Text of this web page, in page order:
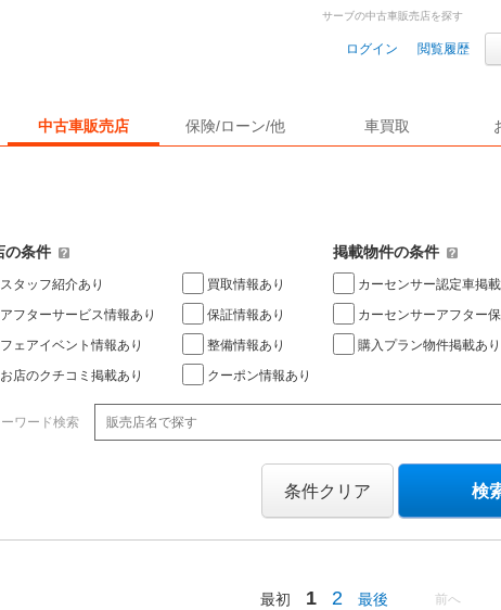
ログイン 閲覧履歴
中古車販売店 保険/ローン/他 車買取
サーブの中古車販売店を探す
の条件
スタッフ紹介あり
アフターサービス情報あり
フェアイベント情報あり
お店のクチコミ掲載あり
買取情報あり
保証情報あり
整備情報あり
クーポン情報あり
掲載物件の条件
カーセンサー認定車掲載
カーセンサーアフター
購入プラン物件掲載あり
ワード検索
条件クリア 検
前へ
最初 1 2 最後